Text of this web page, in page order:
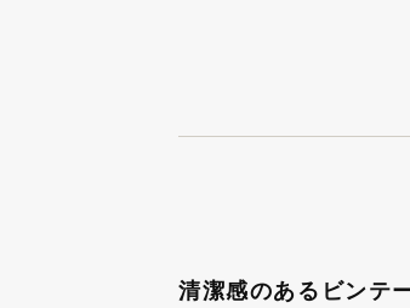
清潔感のあるビンテ